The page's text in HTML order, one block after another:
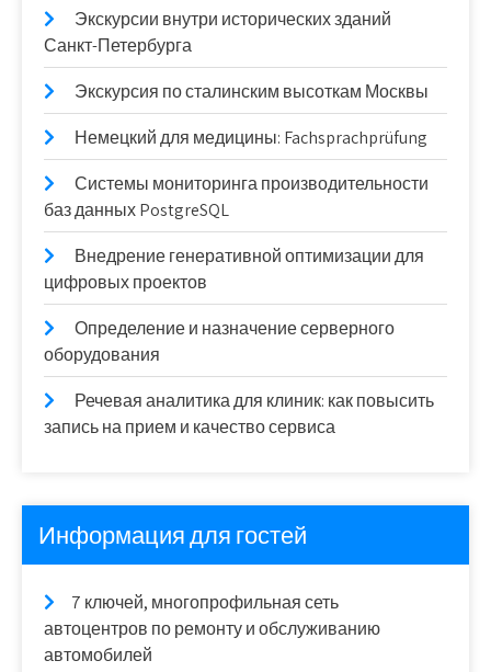
Экскурсии внутри исторических зданий
Санкт-Петербурга
Экскурсия по сталинским высоткам Москвы
Немецкий для медицины: Fachsprachprüfung
Системы мониторинга производительности
баз данных PostgreSQL
Внедрение генеративной оптимизации для
цифровых проектов
Определение и назначение серверного
оборудования
Речевая аналитика для клиник: как повысить
запись на прием и качество сервиса
Информация для гостей
7 ключей, многопрофильная сеть
автоцентров по ремонту и обслуживанию
автомобилей